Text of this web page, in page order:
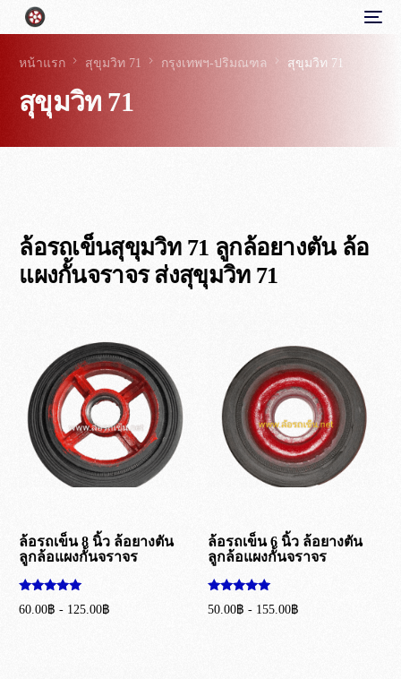
หน้าแรก สุขุมวิท 71 กรุงเทพฯ-ปริมณฑล สุขุมวิท 71
สุขุมวิท 71
ล้อรถเข็นสุขุมวิท 71 ลูกล้อยางตัน ล้อ
แผงกั้นจราจร ส่งสุขุมวิท 71
ล้อรถเข็น 8 นิ้ว ล้อยางตัน
ลูกล้อแผงกั้นจราจร
ให้คะแนน
5.00
60.00฿ - 125.00฿
ล้อรถเข็น 6 นิ้ว ล้อยางตัน
ลูกล้อแผงกั้นจราจร
ให้คะแนน
5.00
50.00฿ - 155.00฿